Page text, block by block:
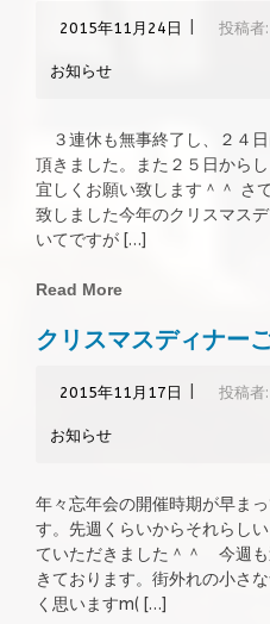
2015年11月24日 投稿者:
お知らせ
３連休も無事終了し、２４
頂きました。また２５日から
宜しくお願い致します＾＾ さ
致しました今年のクリスマス
いてですが […]
Read More
クリスマスディナー
2015年11月17日 投稿者:
お知らせ
年々忘年会の開催時期が早ま
す。先週くらいからそれらし
ていただきました＾＾ 今週
きております。街外れの小さ
く思いますm( […]